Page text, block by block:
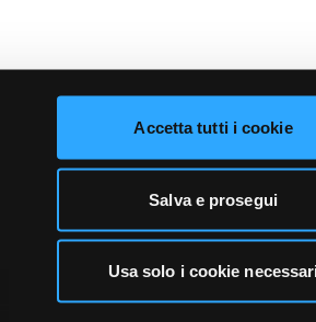
Accetta tutti i cookie
Salva e prosegui
Usa solo i cookie